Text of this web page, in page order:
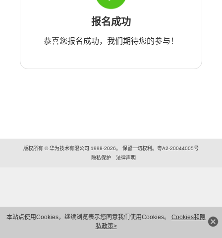
本站点使用Cookies，继续浏览表示您同意我们使用Cookies。 Cookies和隐
私政策>
报名成功
恭喜您报名成功，我们期待您的参与！
版权所有 © 华为技术有限公司 1998-2026。 保留一切权利。粤A2-20044005号
隐私保护
法律声明